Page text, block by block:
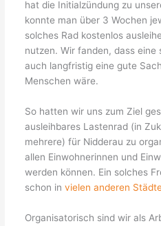
hat die Initialzündung zu
konnte man über 3 Wochen
solches Rad kostenlos
nutzen. Wir fanden, dass eine
auch langfristig eine gute
Menschen wäre.
So hatten wir uns zum Ziel
ausleihbares Lastenrad (in
mehrere) für Nidderau zu
allen Einwohnerinnen und
werden können. Ein solches
schon invielen anderen
Organisatorisch sind wir als